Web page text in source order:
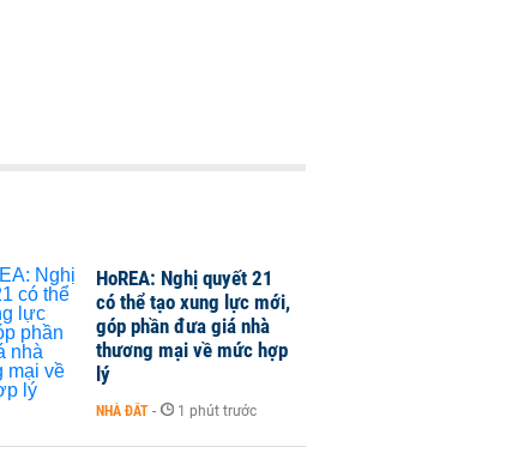
HoREA: Nghị quyết 21
có thể tạo xung lực mới,
góp phần đưa giá nhà
thương mại về mức hợp
lý
NHÀ ĐẤT - 1 phút trước